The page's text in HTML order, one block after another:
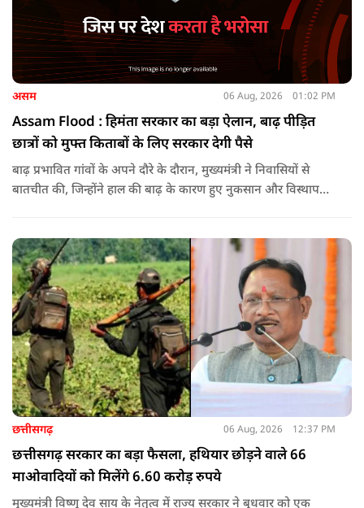
असम 06 Aug, 2026 01:02 PM
Assam Flood : हिमंता सरकार का बड़ा ऐलान, बाढ़ पीड़ित
छात्रों को मुफ्त किताबों के लिए सरकार देगी पैसे
बाढ़ प्रभावित गांवों के अपने दौरे के दौरान, मुख्यमंत्री ने निवासियों से
बातचीत की, जिन्होंने हाल की बाढ़ के कारण हुए नुकसान और विस्थापन
छत्तीसगढ़ 06 Aug, 2026 12:37 PM
छत्तीसगढ़ सरकार का बड़ा फैसला, हथियार छोड़ने वाले 66
माओवादियों को मिलेंगे 6.60 करोड़ रुपये
मुख्यमंत्री विष्णु देव साय के नेतृत्व में राज्य सरकार ने बुधवार को एक